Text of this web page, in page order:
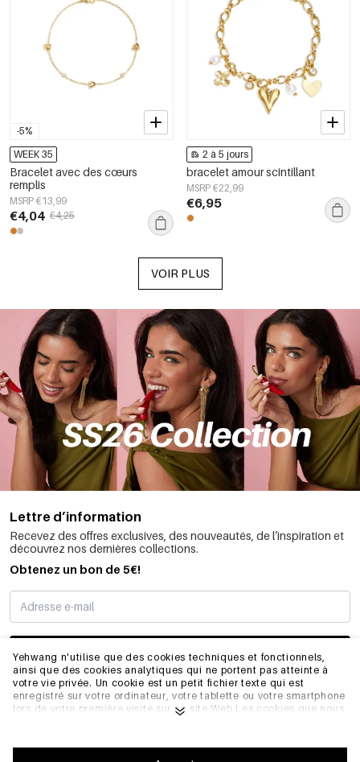
Yehwang n'utilise que des cookies techniques et fonctionnels,
ainsi que des cookies analytiques qui ne portent pas atteinte à
votre vie privée. Un cookie est un petit fichier texte qui est
enregistré sur votre ordinateur, votre tablette ou votre smartphone
lors de votre première visite sur ce site Web.Les cookies que nous
fonctionner correctement et de se souvenir, par exemple, de vos
-5%
WEEK 35
Bracelet avec des cœurs
remplis
MSRP €13,99
€4,04 €4,25
2 à 5 jours
bracelet amour scintillant
MSRP €22,99
€6,95
VOIR PLUS
Lettre d’information
Recevez des offres exclusives, des nouveautés, de l’inspiration et
découvrez nos dernières collections.
Obtenez un bon de 5€!
JE M’INSCRIS
INFORMATIONS